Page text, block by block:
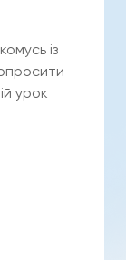
із
урок